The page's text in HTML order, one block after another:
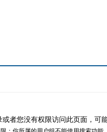
或者您没有权限访问此页面，可